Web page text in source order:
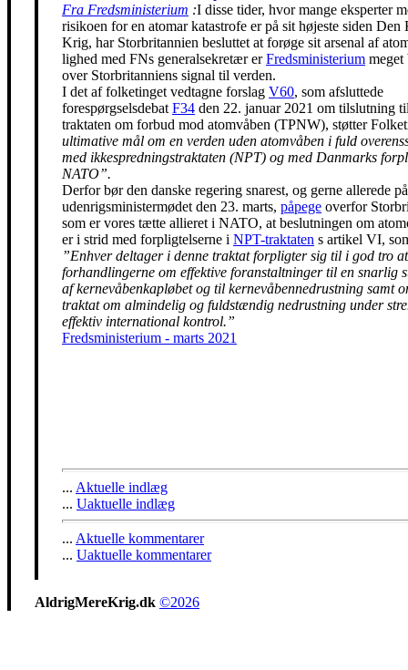
Fra Fredsministerium :I disse tider, hvor mange eksperter
risikoen for en atomar katastrofe er på sit højeste siden Den
Krig, har Storbritannien besluttet at forøge sit arsenal af
lighed med FNs generalsekretær erFredsministerium meget
over Storbritanniens signal til verden.
I det af folketinget vedtagne forslag V60, som afsluttede
forespørgselsdebat F34 den 22. januar 2021 om tilslutning
traktaten om forbud mod atomvåben (TPNW), støtter
ultimative mål om en verden uden atomvåben i fuld
med ikkespredningstraktaten (NPT) og med Danmarks
NATO”.
Derfor bør den danske regering snarest, og gerne allerede på
udenrigsministermødet den 23. marts, påpege overfor
som er vores tætte allieret i NATO, at beslutningen om
er i strid med forpligtelserne i NPT-traktaten s artikel VI,
”Enhver deltager i denne traktat forpligter sig til i god tro
forhandlingerne om effektive foranstaltninger til en snarlig
af kernevåbenkapløbet og til kernevåbennedrustning samt
traktat om almindelig og fuldstændig nedrustning under
effektiv international kontrol.”
Fredsministerium - marts 2021
... Aktuelle indlæg
... Uaktuelle indlæg
... Aktuelle kommentarer
... Uaktuelle kommentarer
AldrigMereKrig.dk ©2026